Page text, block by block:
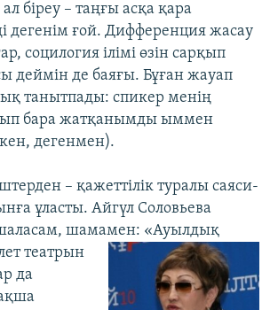
біреу – таңғы асқа қара
дегенім ғой. Дифференция жасау
социлогия ілімі өзін сарқып
деймін де баяғы. Бұған жауап
танытпады: спикер менің
бара жатқанымды ыммен
дегенмен).
– қажеттілік туралы саяси-
ұласты. Айгүл Соловьева
шамамен: «Ауылдық
театрын
да